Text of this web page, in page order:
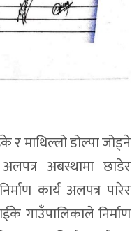
माथिल्लो डोल्पा जोड्ने
अबस्थामा छाडेर
कार्य अलपत्र पारेर
गाउँपालिकाले निर्माण